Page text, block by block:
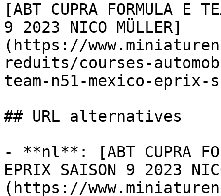
[ABT CUPRA FORMULA E
9 2023 NICO MÜLLER]
(https://
reduits/courses-
team-n51-mexico-
## URL alternatives
- **nl**: [ABT CUPRA
EPRIX SAISON 9 2023
(https://